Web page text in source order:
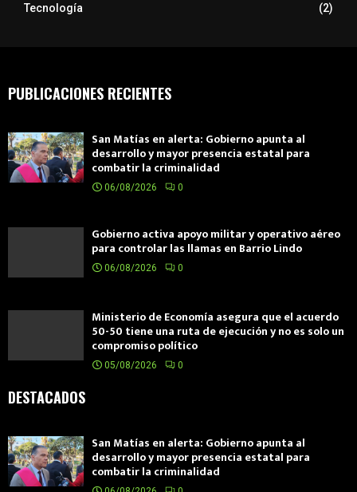
Tecnología
(2)
PUBLICACIONES RECIENTES
San Matías en alerta: Gobierno apunta al
desarrollo y mayor presencia estatal para
combatir la criminalidad
06/08/2026 0
Gobierno activa apoyo militar y operativo aéreo
para controlar las llamas en Barrio Lindo
06/08/2026 0
Ministerio de Economía asegura que el acuerdo
50-50 tiene una ruta de ejecución y no es solo un
compromiso político
05/08/2026 0
DESTACADOS
San Matías en alerta: Gobierno apunta al
desarrollo y mayor presencia estatal para
combatir la criminalidad